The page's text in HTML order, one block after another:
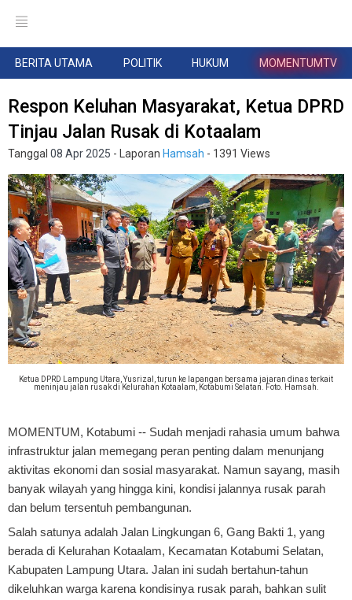
BERITA UTAMA POLITIK HUKUM MOMENTUMTV
Respon Keluhan Masyarakat, Ketua DPRD
Tinjau Jalan Rusak di Kotaalam
Tanggal 08 Apr 2025 - Laporan Hamsah - 1391 Views
Ketua DPRD Lampung Utara, Yusrizal, turun ke lapangan bersama jajaran dinas terkait
meninjau jalan rusak di Kelurahan Kotaalam, Kotabumi Selatan. Foto. Hamsah.
MOMENTUM, Kotabumi -- Sudah menjadi rahasia umum bahwa
infrastruktur jalan memegang peran penting dalam menunjang
aktivitas ekonomi dan sosial masyarakat. Namun sayang, masih
banyak wilayah yang hingga kini, kondisi jalannya rusak parah
dan belum tersentuh pembangunan.
Salah satunya adalah Jalan Lingkungan 6, Gang Bakti 1, yang
berada di Kelurahan Kotaalam, Kecamatan Kotabumi Selatan,
Kabupaten Lampung Utara. Jalan ini sudah bertahun-tahun
dikeluhkan warga karena kondisinya rusak parah, bahkan sulit